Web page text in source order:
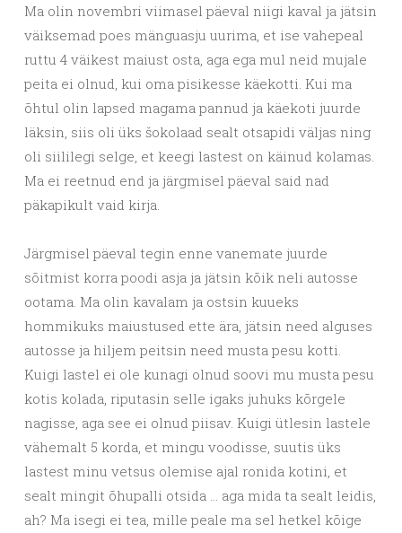
Ma olin novembri viimasel päeval niigi kaval ja jätsin
väiksemad poes mänguasju uurima, et ise vahepeal
ruttu 4 väikest maiust osta, aga ega mul neid mujale
peita ei olnud, kui oma pisikesse käekotti. Kui ma
õhtul olin lapsed magama pannud ja käekoti juurde
läksin, siis oli üks šokolaad sealt otsapidi väljas ning
oli siililegi selge, et keegi lastest on käinud kolamas.
Ma ei reetnud end ja järgmisel päeval said nad
päkapikult vaid kirja.
Järgmisel päeval tegin enne vanemate juurde
sõitmist korra poodi asja ja jätsin kõik neli autosse
ootama. Ma olin kavalam ja ostsin kuueks
hommikuks maiustused ette ära, jätsin need alguses
autosse ja hiljem peitsin need musta pesu kotti.
Kuigi lastel ei ole kunagi olnud soovi mu musta pesu
kotis kolada, riputasin selle igaks juhuks kõrgele
nagisse, aga see ei olnud piisav. Kuigi ütlesin lastele
vähemalt 5 korda, et mingu voodisse, suutis üks
lastest minu vetsus olemise ajal ronida kotini, et
sealt mingit õhupalli otsida … aga mida ta sealt leidis,
ah? Ma isegi ei tea, mille peale ma sel hetkel kõige